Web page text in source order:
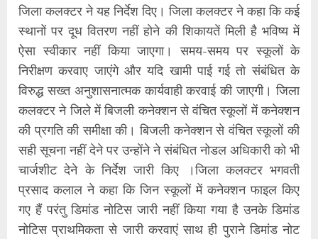
जिला कलक्टर ने यह निर्देश दिए। जिला कलक्टर ने कहा कि कई
स्थानों पर दूध वितरण नहीं होने की शिकायतें मिली है भविष्य में
ऐसा स्वीकार नहीं किया जाएगा। समय-समय पर स्कूलों के
निरीक्षण करवाए जाएंगे और यदि खामी पाई गई तो संबंधित के
विरुद्ध सख्त अनुशासनात्मक कार्यवाही करवाई की जाएगी। जिला
कलक्टर ने जिले में बिजली कनेक्शन से वंचित स्कूलों में कनेक्शन
की प्रगति की समीक्षा की। बिजली कनेक्शन से वंचित स्कूलों की
सही सूचना नहीं देने पर उन्होंने ने संबंधित नोडल अधिकारी को भी
चार्जशीट देने के निर्देश जारी किए ।जिला कलक्टर भगवती
प्रसाद कलाल ने कहा कि जिन स्कूलों में कनेक्शन फाइल किए
गए हैं परंतु डिमांड नोटिस जारी नहीं किया गया है उनके डिमांड
नोटिस प्राथमिकता से जारी करवाएं साथ ही पुराने डिमांड नोट